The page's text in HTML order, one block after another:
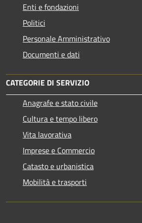
Enti e fondazioni
Politici
Personale Amministrativo
Documenti e dati
CATEGORIE DI SERVIZIO
Anagrafe e stato civile
Cultura e tempo libero
Vita lavorativa
Imprese e Commercio
Catasto e urbanistica
Mobilità e trasporti